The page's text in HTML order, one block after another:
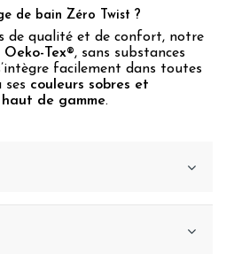
de bain Zéro Twist ?
de qualité et de confort, notre
Tex®, sans substances
facilement dans toutes
ses couleurs sobres et
de gamme.